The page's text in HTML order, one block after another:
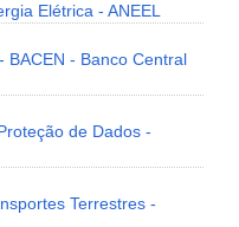
Elétrica - ANEEL
BACEN - Banco Central
de Dados -
Terrestres -